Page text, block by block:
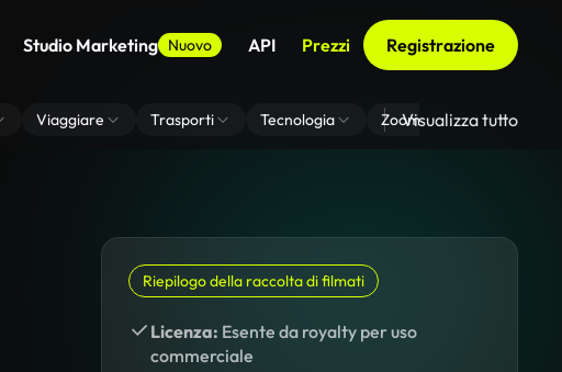
Studio Marketing Nuovo API Prezzi Registrazione
Viaggiare Trasporti Tecnologia Zoom Di Sfondo Virtuale
Visualizza tutto
Riepilogo della raccolta di filmati
Licenza: Esente da royalty per uso
commerciale